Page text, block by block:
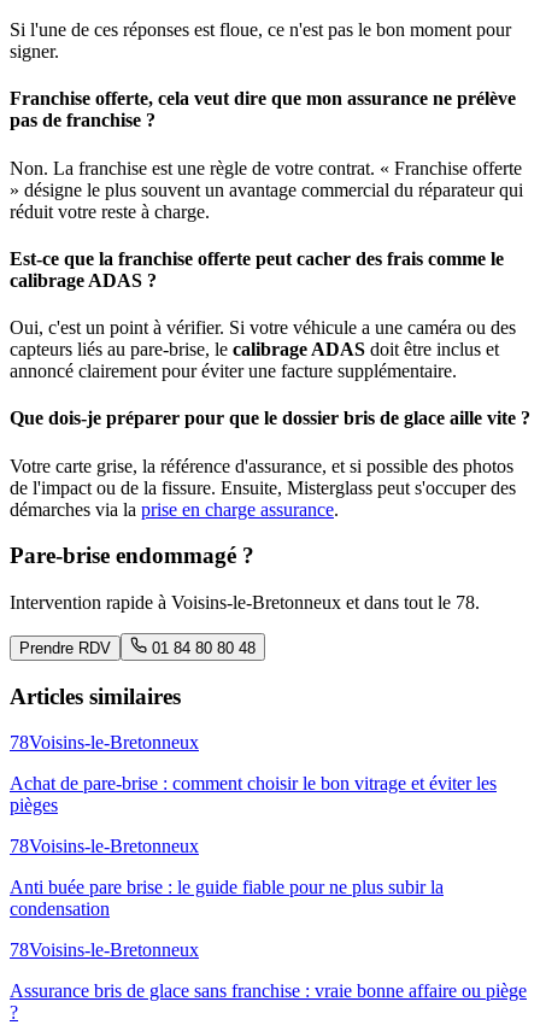
Si l'une de ces réponses est floue, ce n'est pas le bon moment pour
signer.
Franchise offerte, cela veut dire que mon assurance ne prélève
pas de franchise ?
Non. La franchise est une règle de votre contrat. « Franchise offerte
» désigne le plus souvent un avantage commercial du réparateur qui
réduit votre reste à charge.
Est-ce que la franchise offerte peut cacher des frais comme le
calibrage ADAS ?
Oui, c'est un point à vérifier. Si votre véhicule a une caméra ou des
capteurs liés au pare-brise, le calibrage ADAS doit être inclus et
annoncé clairement pour éviter une facture supplémentaire.
Que dois-je préparer pour que le dossier bris de glace aille vite ?
Votre carte grise, la référence d'assurance, et si possible des photos
de l'impact ou de la fissure. Ensuite, Misterglass peut s'occuper des
démarches via la prise en charge assurance.
Pare-brise endommagé ?
Intervention rapide à Voisins-le-Bretonneux et dans tout le 78.
Prendre RDV 01 84 80 80 48
Articles similaires
78Voisins-le-Bretonneux
Achat de pare-brise : comment choisir le bon vitrage et éviter les
pièges
78Voisins-le-Bretonneux
Anti buée pare brise : le guide fiable pour ne plus subir la
condensation
78Voisins-le-Bretonneux
Assurance bris de glace sans franchise : vraie bonne affaire ou piège
?